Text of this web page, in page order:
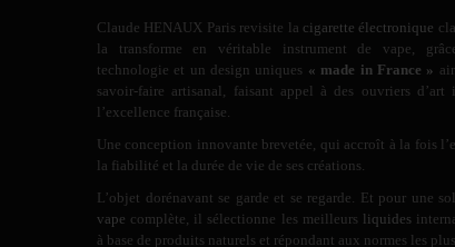
Claude HENAUX Paris revisite la cigarette électronique
la transforme en véritable instrument de vape,
technologie et un design uniques « made in France »
savoir-faire artisanal, faisant appel à des ouvriers d’art
l’excellence française.
Une conception innovante brevetée, qui accroît à la fois
la fiabilité et la durée de vie de ses créations.
L’objet dorénavant se garde et se regarde. Et pour une
vape complète, il sélectionne les meilleurs liquides
à base de produits naturels et répondant aux normes les